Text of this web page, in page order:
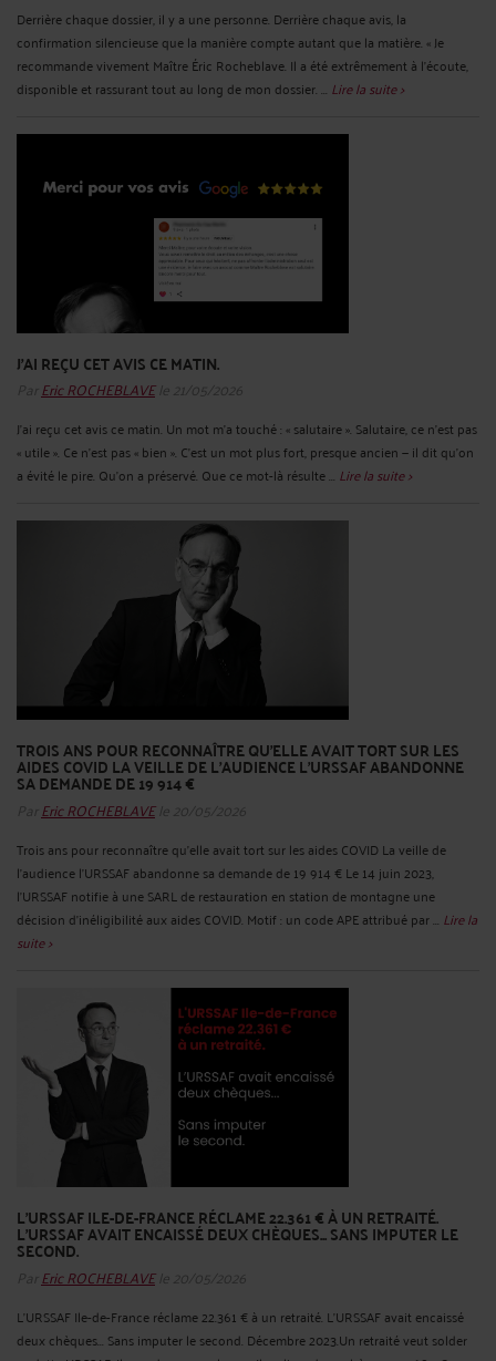
Derrière chaque dossier, il y a une personne. Derrière chaque avis, la
confirmation silencieuse que la manière compte autant que la matière. « Je
recommande vivement Maître Éric Rocheblave. Il a été extrêmement à l'écoute,
disponible et rassurant tout au long de mon dossier. ... Lire la suite >
J'AI REÇU CET AVIS CE MATIN.
Par Eric ROCHEBLAVEle 21/05/2026
J'ai reçu cet avis ce matin. Un mot m'a touché : « salutaire ». Salutaire, ce n'est pas
« utile ». Ce n'est pas « bien ». C'est un mot plus fort, presque ancien — il dit qu'on
a évité le pire. Qu'on a préservé. Que ce mot-là résulte ... Lire la suite >
TROIS ANS POUR RECONNAÎTRE QU'ELLE AVAIT TORT SUR LES
AIDES COVID LA VEILLE DE L'AUDIENCE L'URSSAF ABANDONNE
SA DEMANDE DE 19 914 €
Par Eric ROCHEBLAVEle 20/05/2026
Trois ans pour reconnaître qu'elle avait tort sur les aides COVID La veille de
l'audience l'URSSAF abandonne sa demande de 19 914 € Le 14 juin 2023,
l'URSSAF notifie à une SARL de restauration en station de montagne une
décision d'inéligibilité aux aides COVID. Motif : un code APE attribué par ... Lire la
suite >
L'URSSAF ILE-DE-FRANCE RÉCLAME 22.361 € À UN RETRAITÉ.
L'URSSAF AVAIT ENCAISSÉ DEUX CHÈQUES... SANS IMPUTER LE
SECOND.
Par Eric ROCHEBLAVEle 20/05/2026
L'URSSAF Ile-de-France réclame 22.361 € à un retraité. L'URSSAF avait encaissé
deux chèques... Sans imputer le second. Décembre 2023.Un retraité veut solder